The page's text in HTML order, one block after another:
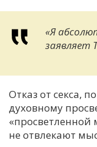
«Я
заявляет
Отказ от секса,
духовному
«просветленной
не отвлекают